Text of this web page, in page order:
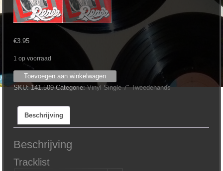
€3.95
1 op voorraad
Renee
‎–
Whole
Lotta
Shakin'
Goin'
aantal
Toevoegen aan winkelwagen
SKU: 141.509 Categorie:Vinyl Single 7" Tweedehands
Beschrijving
Beschrijving
Tracklist